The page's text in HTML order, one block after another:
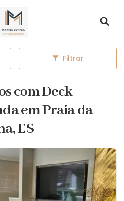
Página inicial
Filtrar
com Deck
em Praia da
ES